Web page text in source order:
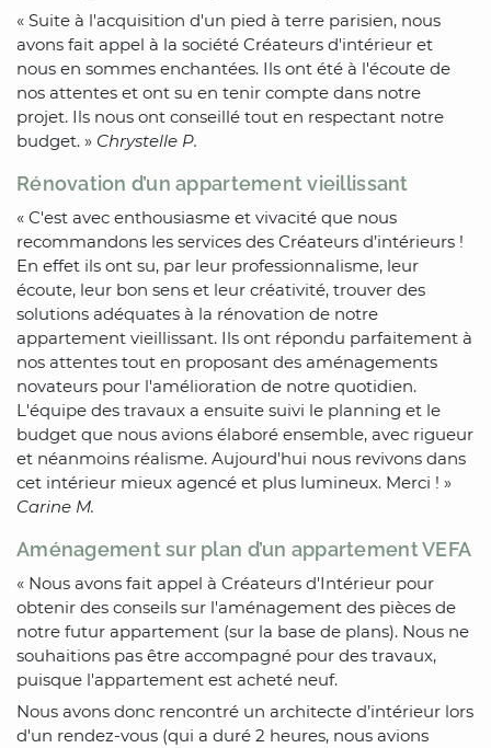
« Suite à l'acquisition d'un pied à terre parisien, nous
avons fait appel à la société Créateurs d'intérieur et
nous en sommes enchantées. Ils ont été à l'écoute de
nos attentes et ont su en tenir compte dans notre
projet. Ils nous ont conseillé tout en respectant notre
budget. » Chrystelle P.
Rénovation d’un appartement vieillissant
« C'est avec enthousiasme et vivacité que nous
recommandons les services des Créateurs d’intérieurs !
En effet ils ont su, par leur professionnalisme, leur
écoute, leur bon sens et leur créativité, trouver des
solutions adéquates à la rénovation de notre
appartement vieillissant. Ils ont répondu parfaitement à
nos attentes tout en proposant des aménagements
novateurs pour l'amélioration de notre quotidien.
L'équipe des travaux a ensuite suivi le planning et le
budget que nous avions élaboré ensemble, avec rigueur
et néanmoins réalisme. Aujourd'hui nous revivons dans
cet intérieur mieux agencé et plus lumineux. Merci ! »
Carine M.
Aménagement sur plan d’un appartement VEFA
« Nous avons fait appel à Créateurs d'Intérieur pour
obtenir des conseils sur l'aménagement des pièces de
notre futur appartement (sur la base de plans). Nous ne
souhaitions pas être accompagné pour des travaux,
puisque l'appartement est acheté neuf.
Nous avons donc rencontré un architecte d’intérieur lors
d'un rendez-vous (qui a duré 2 heures, nous avions